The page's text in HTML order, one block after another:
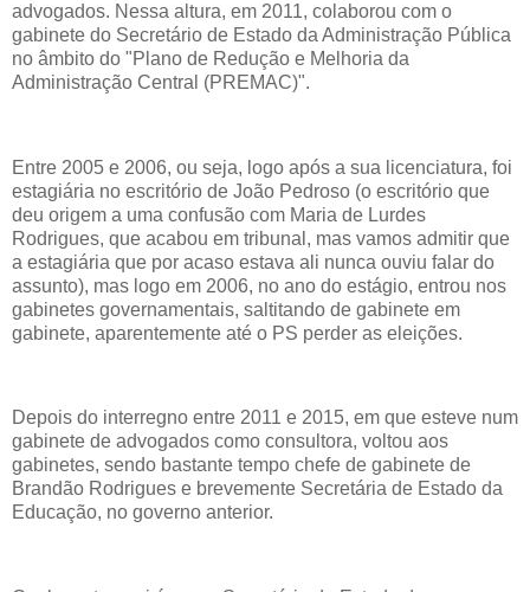
advogados. Nessa altura, em 2011, colaborou com o
gabinete do Secretário de Estado da Administração Pública
no âmbito do "Plano de Redução e Melhoria da
Administração Central (PREMAC)".
Entre 2005 e 2006, ou seja, logo após a sua licenciatura, foi
estagiária no escritório de João Pedroso (o escritório que
deu origem a uma confusão com Maria de Lurdes
Rodrigues, que acabou em tribunal, mas vamos admitir que
a estagiária que por acaso estava ali nunca ouviu falar do
assunto), mas logo em 2006, no ano do estágio, entrou nos
gabinetes governamentais, saltitando de gabinete em
gabinete, aparentemente até o PS perder as eleições.
Depois do interregno entre 2011 e 2015, em que esteve num
gabinete de advogados como consultora, voltou aos
gabinetes, sendo bastante tempo chefe de gabinete de
Brandão Rodrigues e brevemente Secretária de Estado da
Educação, no governo anterior.